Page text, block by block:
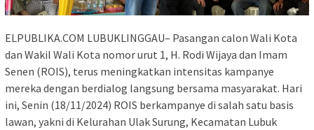
ELPUBLIKA.COM LUBUKLINGGAU– Pasangan calon Wali Kota
dan Wakil Wali Kota nomor urut 1, H. Rodi Wijaya dan Imam
Senen (ROIS), terus meningkatkan intensitas kampanye
mereka dengan berdialog langsung bersama masyarakat. Hari
ini, Senin (18/11/2024) ROIS berkampanye di salah satu basis
lawan, yakni di Kelurahan Ulak Surung, Kecamatan Lubuk